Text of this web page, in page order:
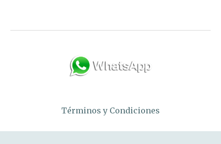
Términos y Condiciones